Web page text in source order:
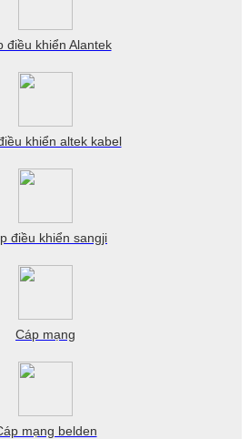
điều khiển Alantek
khiển altek kabel
điều khiển sangji
Cáp mạng
mạng belden